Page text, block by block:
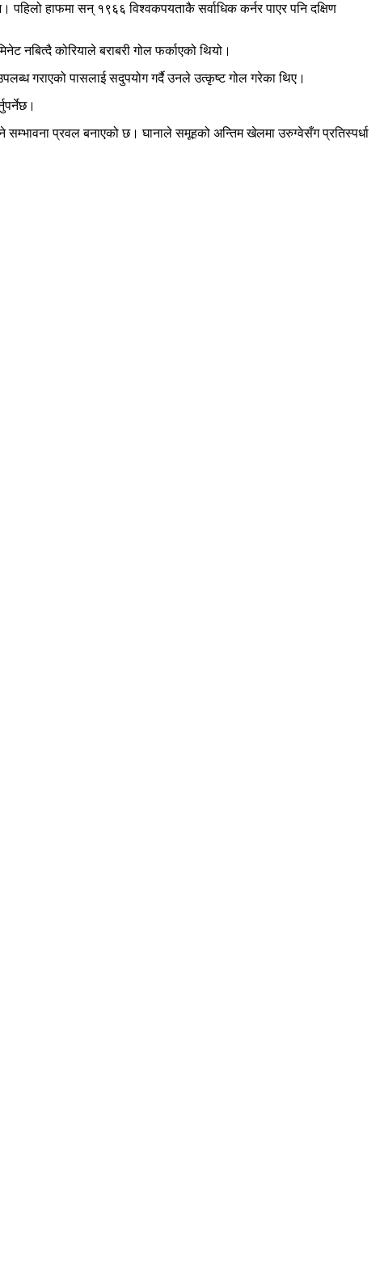
हाफमा सन् १९६६ विश्वकपयताकै सर्वाधिक कर्नर पाएर पनि दक्षिण
नबित्दै कोरियाले बराबरी गोल फर्काएको थियो।
गराएको पासलाई सदुपयोग गर्दै उनले उत्कृष्ट गोल गरेका थिए।
सम्भावना प्रवल बनाएको छ। घानाले समूहको अन्तिम खेलमा उरुग्वेसँग प्रतिस्पर्धा